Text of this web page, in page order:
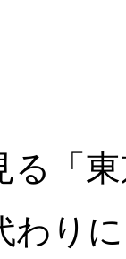
る「
わり